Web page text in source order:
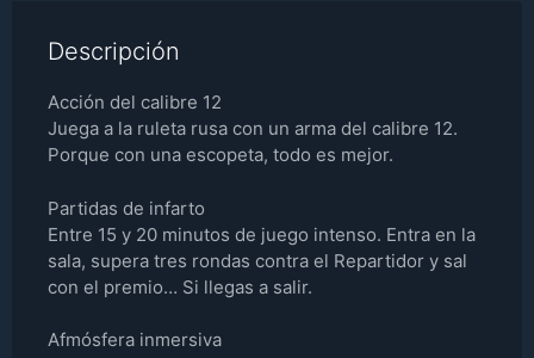
Descripción
Acción del calibre 12
Juega a la ruleta rusa con un arma del calibre 12.
Porque con una escopeta, todo es mejor.
Partidas de infarto
Entre 15 y 20 minutos de juego intenso. Entra en la
sala, supera tres rondas contra el Repartidor y sal
con el premio… Si llegas a salir.
Afmósfera inmersiva